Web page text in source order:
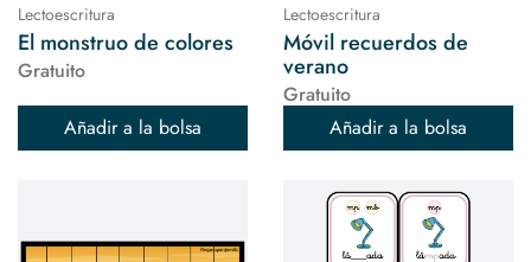
Lectoescritura
El monstruo de colores
Gratuito
Añadir a la bolsa
Lectoescritura
Móvil recuerdos de
verano
Gratuito
Añadir a la bolsa